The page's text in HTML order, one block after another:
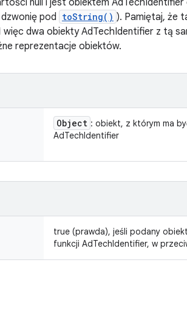
null i jest obiektem
pod toString() ). Pamiętaj, że
więc dwa obiekty AdTechIdentifier z tą
reprezentacje obiektów.
Object : obiekt, z którym ma
AdTechIdentifier
true (prawda), jeśli podany
funkcji AdTechIdentifier, w